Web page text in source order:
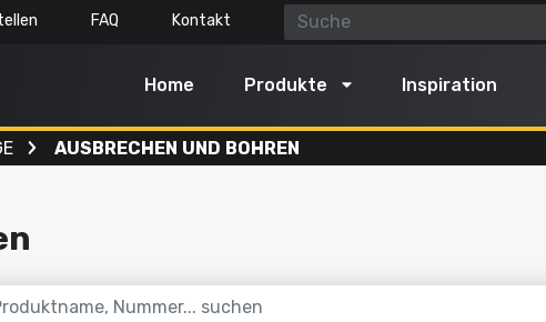
FAQ Kontakt
Home Produkte Inspiration
Luft, Licht & Wasser
AUSBRECHEN UND BOHREN